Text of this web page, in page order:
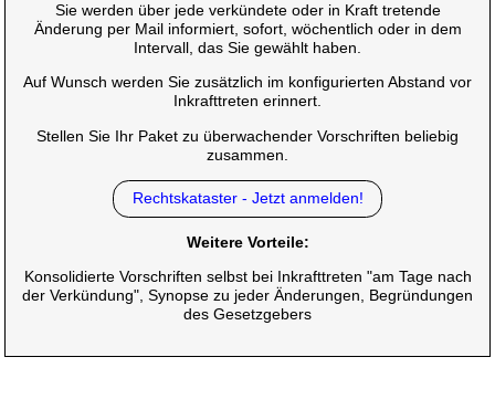
Sie werden über jede verkündete oder in Kraft tretende
Änderung per Mail informiert, sofort, wöchentlich oder in dem
Intervall, das Sie gewählt haben.
Auf Wunsch werden Sie zusätzlich im konfigurierten Abstand vor
Inkrafttreten erinnert.
Stellen Sie Ihr Paket zu überwachender Vorschriften beliebig
zusammen.
Rechtskataster - Jetzt anmelden!
Weitere Vorteile:
Konsolidierte Vorschriften selbst bei Inkrafttreten "am Tage nach
der Verkündung", Synopse zu jeder Änderungen, Begründungen
des Gesetzgebers